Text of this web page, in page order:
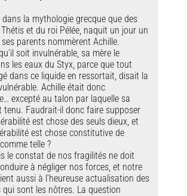
dans la mythologie grecque que des
et du roi Pélée, naquit un jour un
parents nommèrent Achille.
soit invulnérable, sa mère le
les eaux du Styx, parce que tout
dans ce liquide en ressortait, disait la
Achille était donc
excepté au talon par laquelle sa
tenu. Faudrait-il donc faire supposer
est chose des seuls dieux, et
est chose constitutive de
telle ?
le constat de nos fragilités ne doit
à négliger nos forces, et notre
aussi à l’heureuse actualisation des
qui sont les nôtres. La question